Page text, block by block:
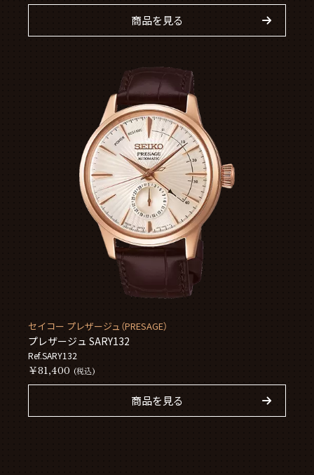
商品を見る
セイコー プレザージュ（PRESAGE）
プレザージュ SARY132
Ref.SARY132
￥81,400 (税込)
商品を見る